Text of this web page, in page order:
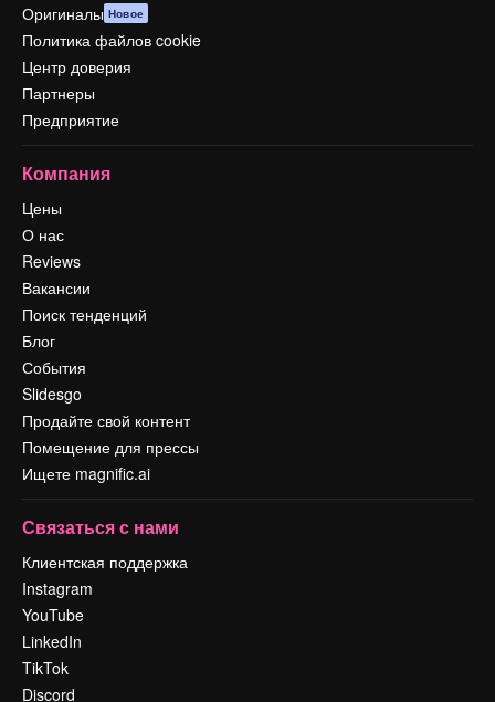
Оригиналы Новое
Политика файлов cookie
Центр доверия
Партнеры
Предприятие
Компания
Цены
О нас
Reviews
Вакансии
Поиск тенденций
Блог
События
Slidesgo
Продайте свой контент
Помещение для прессы
Ищете magnific.ai
Связаться с нами
Клиентская поддержка
Instagram
YouTube
LinkedIn
TikTok
Discord